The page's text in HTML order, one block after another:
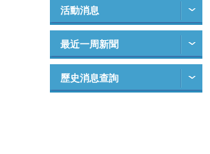
活動消息
最近一周新聞
歷史消息查詢